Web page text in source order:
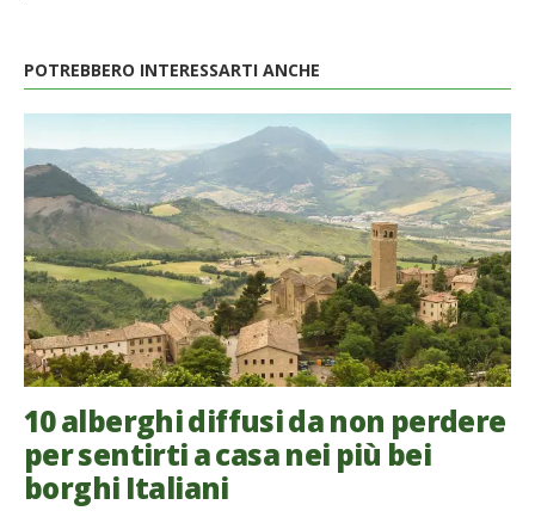
POTREBBERO INTERESSARTI ANCHE
10 alberghi diffusi da non perdere
per sentirti a casa nei più bei
borghi Italiani